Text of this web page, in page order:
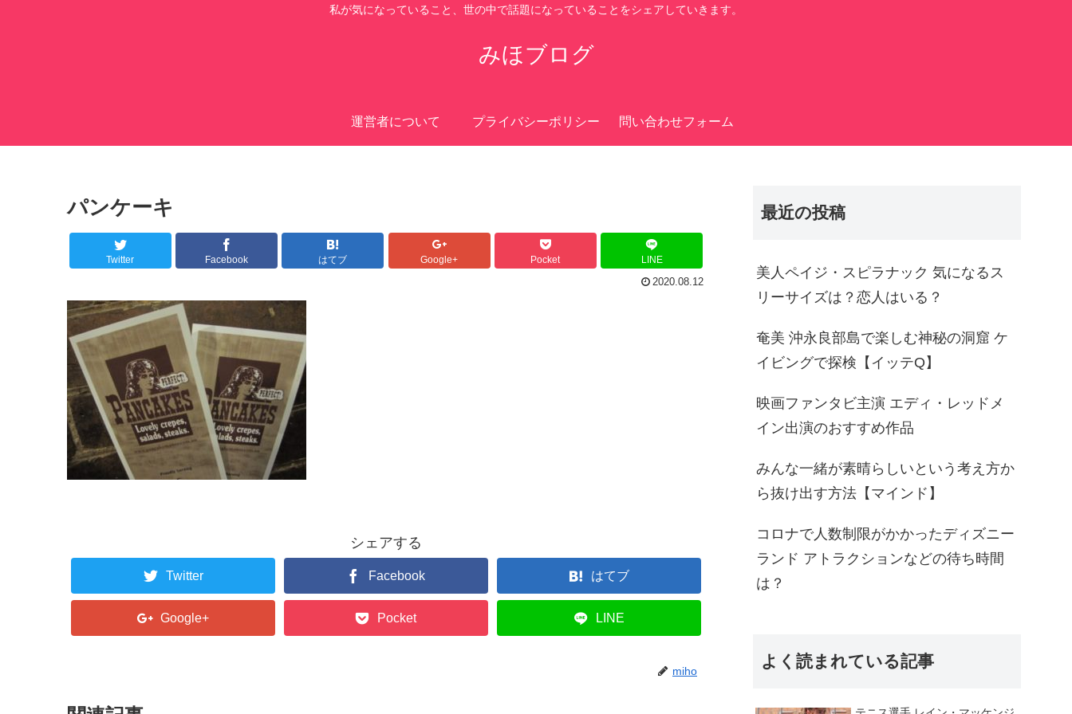
私が気になっていること、世の中で話題になっていることをシェアしていきます。
みほブログ
運営者について プライバシーポリシー 問い合わせフォーム
パンケーキ
Twitter Facebook はてブ Google+ Pocket LINE
2020.08.12
シェアする
Twitter Facebook はてブ
Google+ Pocket LINE
miho
最近の投稿
美人ペイジ・スピラナック 気になるス
リーサイズは？恋人はいる？
奄美 沖永良部島で楽しむ神秘の洞窟 ケ
イビングで探検【イッテQ】
映画ファンタビ主演 エディ・レッドメ
イン出演のおすすめ作品
みんな一緒が素晴らしいという考え方か
ら抜け出す方法【マインド】
コロナで人数制限がかかったディズニー
ランド アトラクションなどの待ち時間
は？
よく読まれている記事